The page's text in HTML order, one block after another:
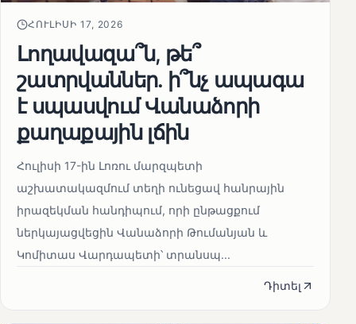
ՀՈՒԼԻՍԻ 17, 2026
Լողավազա՞ն, թե՞
շատրվաններ. ի՞նչ ապագա
է սպասվում Վանաձորի
քաղաքային լճին
Հուլիսի 17-ին Լոռու մարզպետի
աշխատակազմում տեղի ունեցավ հանրային
իրազեկման հանդիպում, որի ընթացքում
ներկայացվեցին Վանաձորի Թումանյան և
Կոմիտաս Վարդապետի՝ տրանսպ...
Դիտել